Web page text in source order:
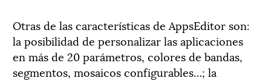
Otras de las características de AppsEditor son:
la posibilidad de personalizar las aplicaciones
en más de 20 parámetros, colores de bandas,
segmentos, mosaicos configurables…; la